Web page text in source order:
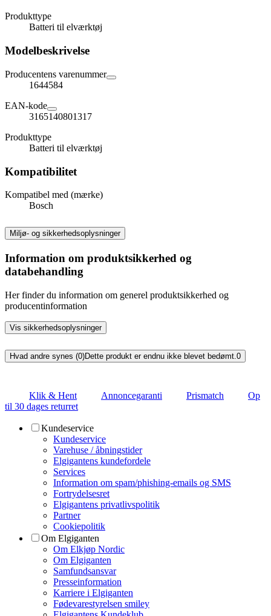
Produkttype
Batteri til elværktøj
Modelbeskrivelse
Producentens varenummer
1644584
EAN-kode
3165140801317
Produkttype
Batteri til elværktøj
Kompatibilitet
Kompatibel med (mærke)
Bosch
Miljø- og sikkerhedsoplysninger
Information om produktsikkerhed og
databehandling
Her finder du information om generel produktsikkerhed og
producentinformation
Vis sikkerhedsoplysninger
Hvad andre synes (0)Dette produkt er endnu ikke blevet bedømt. 0
Klik & Hent Annoncegaranti Prismatch
Op
til 30 dages returret
Kundeservice
Kundeservice
Varehuse / åbningstider
Elgigantens kundefordele
Services
Information om spam/phishing-emails og SMS
Fortrydelsesret
Elgigantens privatlivspolitik
Partner
Cookiepolitik
Om Elgiganten
Om Elkjøp Nordic
Om Elgiganten
Samfundsansvar
Presseinformation
Karriere i Elgiganten
Fødevarestyrelsen smiley